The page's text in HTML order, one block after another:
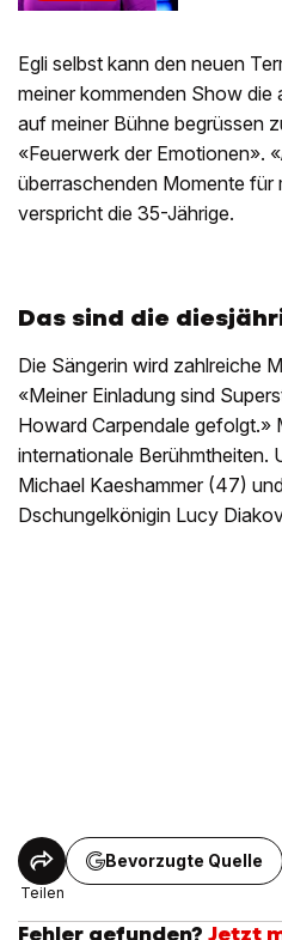
Egli selbst kann den neuen
meiner kommenden Show
auf meiner Bühne begrüssen
«Feuerwerk der Emotionen».
überraschenden Momente für
verspricht die 35-Jährige.
Das sind die
Die Sängerin wird zahlreiche
«Meiner Einladung sind
Howard Carpendale gefolgt.»
internationale Berühmtheiten.
Michael Kaeshammer (47)
Dschungelkönigin Lucy
Teilen
Bevorzugte Quelle
Fehler gefunden? Jetzt